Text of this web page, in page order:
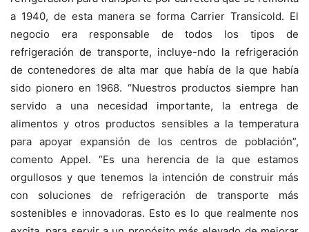
a 1940, de esta manera se forma Carrier Transicold. El
negocio era responsable de todos los tipos de
refrigeración de transporte, incluye-ndo la refrigeración
de contenedores de alta mar que había de la que había
sido pionero en 1968. “Nuestros productos siempre han
servido a una necesidad importante, la entrega de
alimentos y otros productos sensibles a la temperatura
para apoyar expansión de los centros de población”,
comento Appel. “Es una herencia de la que estamos
orgullosos y que tenemos la intención de construir más
con soluciones de refrigeración de transporte más
sostenibles e innovadoras. Esto es lo que realmente nos